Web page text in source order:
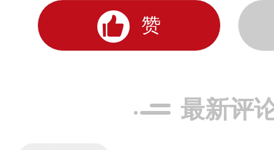
赞
最新评